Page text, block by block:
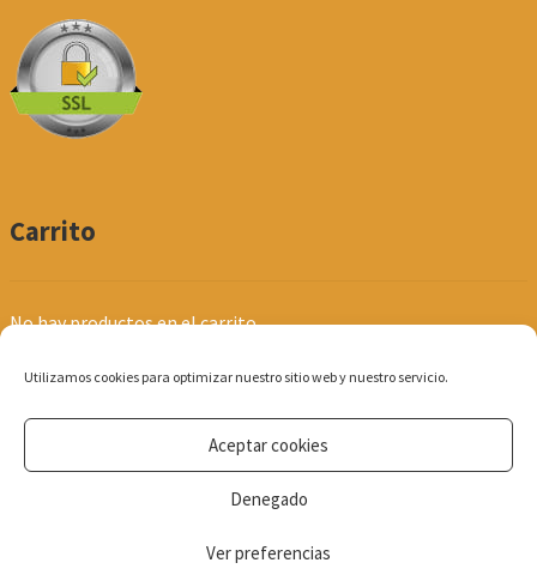
Utilizamos cookies para optimizar nuestro sitio web y nuestro servicio.
Aceptar cookies
Denegado
Ver preferencias
Carrito
No hay productos en el carrito.
© Produpel | Productos de Peluquería y Estética 2026